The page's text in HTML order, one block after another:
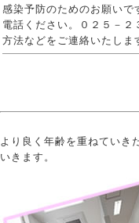
感染予防のためのお願いで
電話ください。０２５－２
方法などをご連絡いたしま
より良く年齢を重ねていき
いきます。